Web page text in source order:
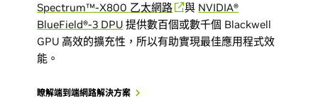
Spectrum™-X800 乙太網路
與 NVIDIA®
BlueField®-3 DPU 提供數百個或數千個 Blackwell
GPU 高效的擴充性，所以有助實現最佳應用程式效
能。
瞭解端到端網路解決方案